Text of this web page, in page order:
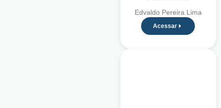
Edvaldo Pereira Lima
Acessar